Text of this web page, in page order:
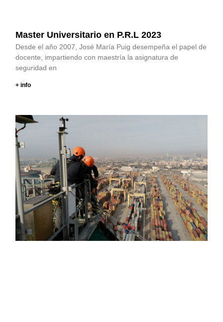
Master Universitario en P.R.L 2023
Desde el año 2007, José María Puig desempeña el papel de
docente, impartiendo con maestría la asignatura de
seguridad en
+ info